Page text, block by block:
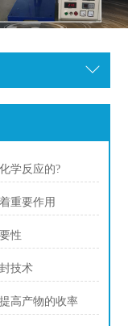
学反应的?
重要作用
性
技术
高产物的收率